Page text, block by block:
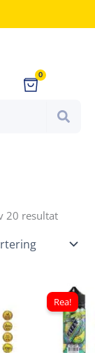
0
Cart
20 resultat
nuvarande
priset
är:
kr 209.
Rea!
Det
var:
kr